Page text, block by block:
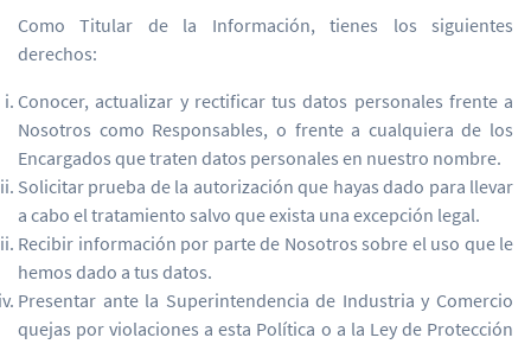
Como Titular de la Información, tienes los siguientes
derechos:
Conocer, actualizar y rectificar tus datos personales frente a
Nosotros como Responsables, o frente a cualquiera de los
Encargados que traten datos personales en nuestro nombre.
Solicitar prueba de la autorización que hayas dado para llevar
a cabo el tratamiento salvo que exista una excepción legal.
Recibir información por parte de Nosotros sobre el uso que le
hemos dado a tus datos.
Presentar ante la Superintendencia de Industria y Comercio
quejas por violaciones a esta Política o a la Ley de Protección